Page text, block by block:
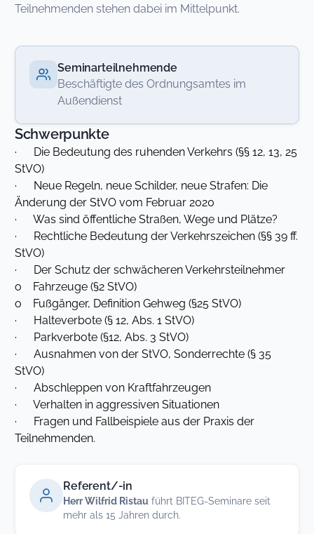
Teilnehmenden stehen dabei im Mittelpunkt.
Seminarteilnehmende
Beschäftigte des Ordnungsamtes im
Außendienst
Schwerpunkte
· Die Bedeutung des ruhenden Verkehrs (§§ 12, 13, 25
StVO)
· Neue Regeln, neue Schilder, neue Strafen: Die
Änderung der StVO vom Februar 2020
· Was sind öffentliche Straßen, Wege und Plätze?
· Rechtliche Bedeutung der Verkehrszeichen (§§ 39 ff.
StVO)
· Der Schutz der schwächeren Verkehrsteilnehmer
o Fahrzeuge (§2 StVO)
o Fußgänger, Definition Gehweg (§25 StVO)
· Halteverbote (§ 12, Abs. 1 StVO)
· Parkverbote (§12, Abs. 3 StVO)
· Ausnahmen von der StVO, Sonderrechte (§ 35
StVO)
· Abschleppen von Kraftfahrzeugen
· Verhalten in aggressiven Situationen
· Fragen und Fallbeispiele aus der Praxis der
Teilnehmenden.
Referent/-in
Herr Wilfrid Ristau führt BITEG-Seminare seit
mehr als 15 Jahren durch.